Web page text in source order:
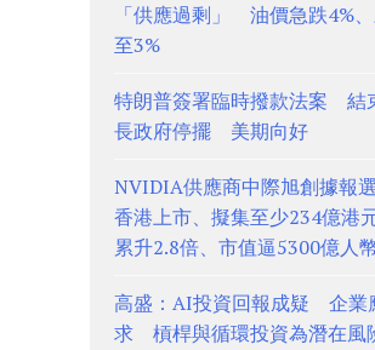
「供應過剩」 油價急跌4%
至3%
特朗普簽署臨時撥款法案 結
長政府停擺 美期向好
NVIDIA供應商中際旭創據報
香港上市、擬集至少234億
累升2.8倍、市值逼5300億人
高盛：AI投資回報成疑 企業
求 槓桿與循環投資為潛在風